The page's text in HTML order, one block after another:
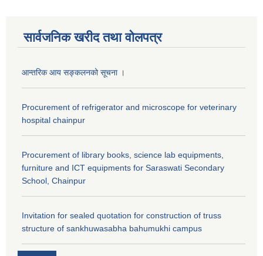
सार्वजनिक खरीद तथा वाेलपत्र
आन्तरिक आय सङ्कलनको सूचना ।
Procurement of refrigerator and microscope for veterinary
hospital chainpur
Procurement of library books, science lab equipments,
furniture and ICT equipments for Saraswati Secondary
School, Chainpur
Invitation for sealed quotation for construction of truss
structure of sankhuwasabha bahumukhi campus